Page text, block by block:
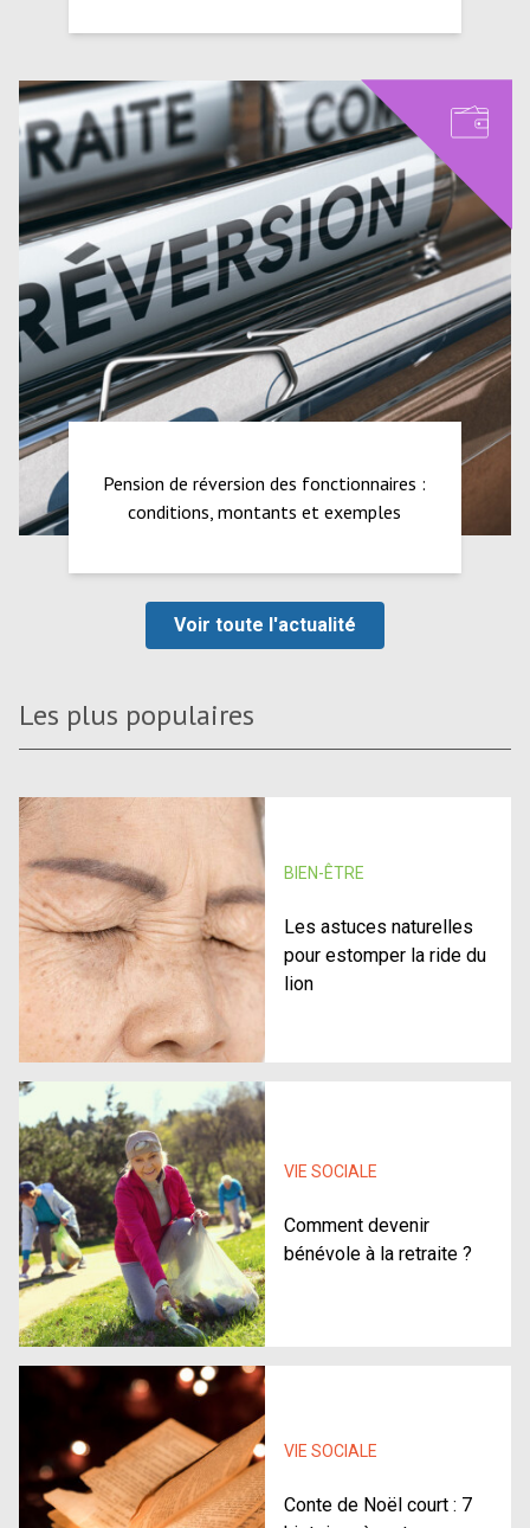
Pension de réversion des fonctionnaires :
conditions, montants et exemples
Voir toute l'actualité
Les plus populaires
BIEN-ÊTRE
Les astuces naturelles
pour estomper la ride du
lion
VIE SOCIALE
Comment devenir
bénévole à la retraite ?
VIE SOCIALE
Conte de Noël court : 7